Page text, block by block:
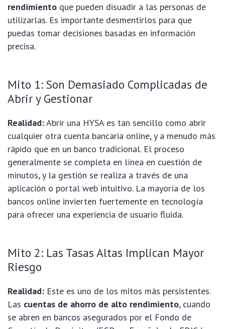
rendimiento que pueden disuadir a las personas de
utilizarlas. Es importante desmentirlos para que
puedas tomar decisiones basadas en información
precisa.
Mito 1: Son Demasiado Complicadas de
Abrir y Gestionar
Realidad:Abrir una HYSA es tan sencillo como abrir
cualquier otra cuenta bancaria online, y a menudo más
rápido que en un banco tradicional. El proceso
generalmente se completa en línea en cuestión de
minutos, y la gestión se realiza a través de una
aplicación o portal web intuitivo. La mayoría de los
bancos online invierten fuertemente en tecnología
para ofrecer una experiencia de usuario fluida.
Mito 2: Las Tasas Altas Implican Mayor
Riesgo
Realidad: Este es uno de los mitos más persistentes.
Las cuentas de ahorro de alto rendimiento, cuando
se abren en bancos asegurados por el Fondo de